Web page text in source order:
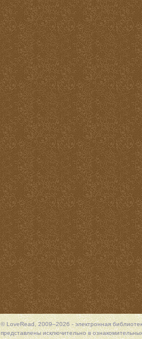
© LoveRead, 2009–2026 - электронная
представлены исключительно в